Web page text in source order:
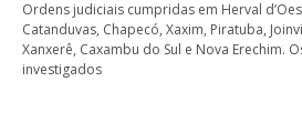
Ordens judiciais cumpridas em Herval
Catanduvas, Chapecó, Xaxim, Piratuba,
Xanxerê, Caxambu do Sul e Nova Erechim.
investigados